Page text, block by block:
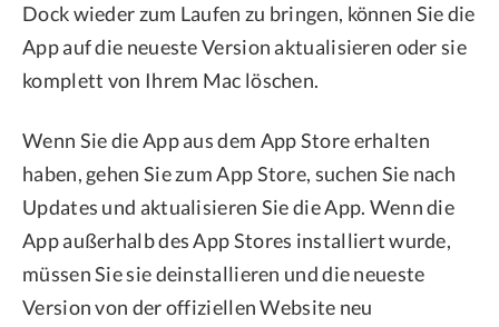
Dock wieder zum Laufen zu bringen, können Sie die
App auf die neueste Version aktualisieren oder sie
komplett von Ihrem Mac löschen.
Wenn Sie die App aus dem App Store erhalten
haben, gehen Sie zum App Store, suchen Sie nach
Updates und aktualisieren Sie die App. Wenn die
App außerhalb des App Stores installiert wurde,
müssen Sie sie deinstallieren und die neueste
Version von der offiziellen Website neu